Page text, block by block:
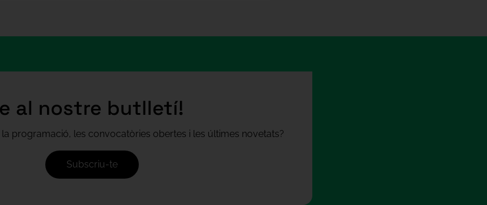
al nostre butlletí!
programació, les convocatòries obertes i les últimes novetats?
Subscriu-te